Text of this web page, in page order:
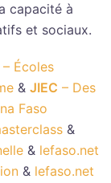
capacité à
et sociaux.
– Écoles
& JIEC – Des
Faso
&
& lefaso.net
& lefaso.net